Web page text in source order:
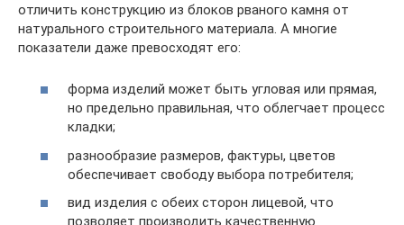
отличить конструкцию из блоков рваного камня от
натурального строительного материала. А многие
показатели даже превосходят его:
форма изделий может быть угловая или прямая,
но предельно правильная, что облегчает процесс
кладки;
разнообразие размеров, фактуры, цветов
обеспечивает свободу выбора потребителя;
вид изделия с обеих сторон лицевой, что
позволяет производить качественную